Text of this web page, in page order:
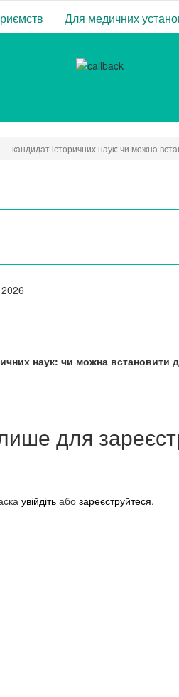
Для медичних
кандидат історичних наук: чи можна
2026
наук: чи можна встановити
для
увійдіть або зареєструйтеся.